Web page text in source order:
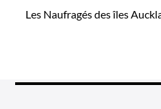
Les Naufragés des îles